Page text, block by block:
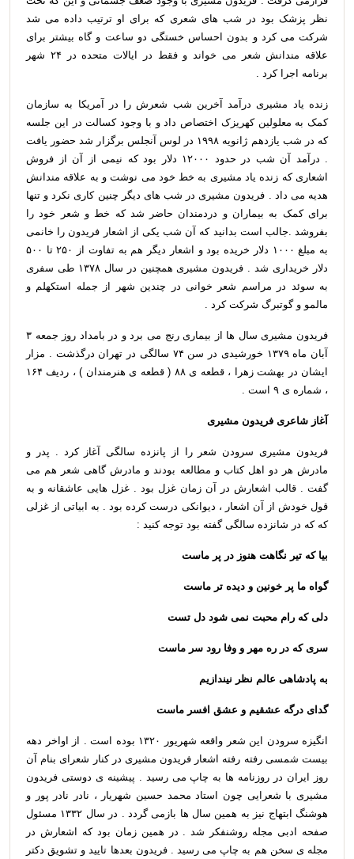
نظر پزشک بود در شب های شعری که برای او ترتیب داده می شد
شرکت می کرد و بدون احساس خستگی دو ساعت و گاه بیشتر برای
علاقه مندانش شعر می خواند و فقط در ایالات متحده در ۲۴ شهر
برنامه اجرا کرد .
زنده یاد مشیری درآمد آخرین شب شعرش را در آمریکا به سازمان
کمک به معلولین کهریزک اختصاص داد و با وجود کسالت در این جلسه
که در شب یازدهم ژانویه ۱۹۹۸ در لوس آنجلس برگزار شد حضور یافت
. درآمد آن شب در حدود ۱۲۰۰۰ دلار بود که نیمی از آن از فروش
اشعاری که زنده یاد مشیری به خط خود می نوشت و به علاقه مندانش
هدیه می داد . فریدون مشیری در شب های دیگر چنین کاری نکرد و تنها
برای کمک به بیماران و دردمندان حاضر شد که خط و شعر خود را
بفروشد .جالب است بدانید که آن شب یکی از اشعار فریدون را خانمی
به مبلغ ۱۰۰۰ دلار خریده بود و اشعار دیگر هم به تفاوت از ۲۵۰ تا ۵۰۰
دلار خریداری شد . فریدون مشیری همچنین در سال ۱۳۷۸ طی سفری
به سوئد در مراسم شعر خوانی در چندین شهر از جمله استکهلم و
مالمو و گوتبرگ شرکت کرد .
فریدون مشیری سال ها از بیماری رنج می برد و در بامداد روز جمعه ۳
آبان ماه ۱۳۷۹ خورشیدی در سن ۷۴ سالگی در تهران درگذشت . مزار
ایشان در بهشت زهرا ، قطعه ی ۸۸ ( قطعه ی هنرمندان ) ، ردیف ۱۶۴
، شماره ی ۹ است .
آغاز شاعری فریدون مشیری
فریدون مشیری سرودن شعر را از پانزده سالگی آغاز کرد . پدر و
مادرش هر دو اهل کتاب و مطالعه بودند و مادرش گاهی شعر هم می
گفت . قالب اشعارش در آن زمان غزل بود . غزل هایی عاشقانه و به
قول خودش از آن اشعار ، دیوانکی درست کرده بود . به ابیاتی از غزلی
که که در شانزده سالگی گفته بود توجه کنید :
بیا که تیر نگاهت هنوز در پر ماست
گواه ما پر خونین و دیده تر ماست
دلی که رام محبت نمی شود دل تست
سری که در ره مهر و وفا رود سر ماست
به پادشاهی عالم نظر نیندازیم
گدای درگه عشقیم و عشق افسر ماست
انگیزه سرودن این شعر واقعه شهریور ۱۳۲۰ بوده است . از اواخر دهه
بیست شمسی رفته رفته اشعار فریدون مشیری در کنار شعرای بنام آن
روز ایران در روزنامه ها به چاپ می رسید . پیشینه ی دوستی فریدون
مشیری با شعرایی چون استاد محمد حسین شهریار ، نادر نادر پور و
هوشنگ ابتهاج نیز به همین سال ها بازمی گردد . در سال ۱۳۳۲ مسئول
صفحه ادبی مجله روشنفکر شد . در همین زمان بود که اشعارش در
مجله ی سخن هم به چاپ می رسید . فریدون بعدها تایید و تشویق دکتر